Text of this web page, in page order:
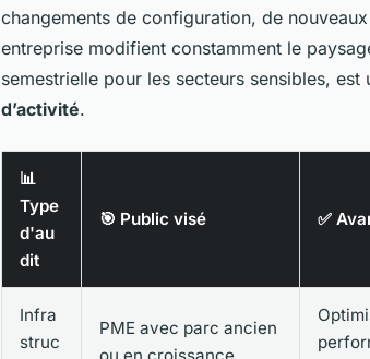
changements de configuration, de
entreprise modifient constamment le
semestrielle pour les secteurs sensibles, est
d’activité.
📊
Type
d'au
dit
🎯 Public visé ✅
Infra
struc
PME avec parc ancien